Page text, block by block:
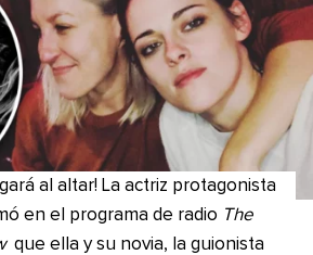
al altar! La actriz protagonista
en el programa de radio The
que ella y su novia, la guionista